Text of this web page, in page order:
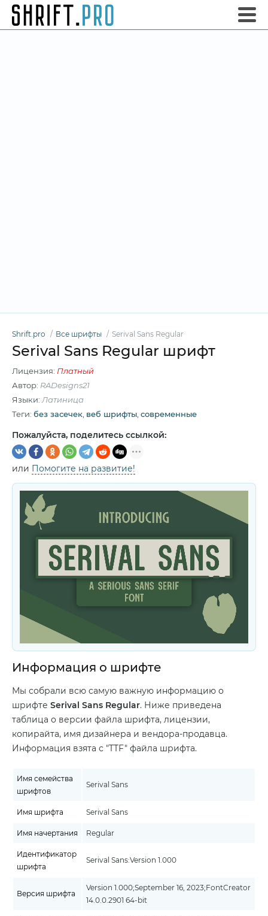
Shrift.pro Все шрифты Serival Sans Regular
Serival Sans Regular шрифт
Лицензия: Платный
Автор: RADesigns21
Языки: Латиница
Теги: без засечек веб шрифты современные
Пожалуйста, поделитесь ссылкой:
или Помогите на развитие!
Информация о шрифте
Мы собрали всю самую важную информацию о
шрифте Serival Sans Regular. Ниже приведена
таблица о версии файла шрифта, лицензии,
копирайта, имя дизайнера и вендора-продавца.
Информация взята с "TTF" файла шрифта.
Имя семейства
шрифтов
Serival Sans
Имя шрифта Serival Sans
Имя начертания Regular
Идентификатор
шрифта
Serival Sans:Version 1.000
Версия шрифта
Version 1.000;September 16, 2023;FontCreator
14.0.0.2901 64-bit